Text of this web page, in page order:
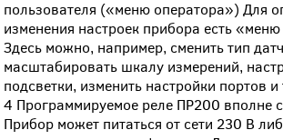
пользователя («меню оператора») Для
изменения настроек прибора есть
Здесь можно, например, сменить тип
масштабировать шкалу измерений,
подсветки, изменить настройки портов и
4 Программируемое реле ПР200 вполне
Прибор может питаться от сети 230 В